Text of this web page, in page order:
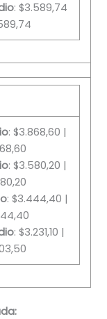
: $3.589,74
: $3.868,60 |
: $3.580,20 |
: $3.444,40 |
: $3.231,10 |